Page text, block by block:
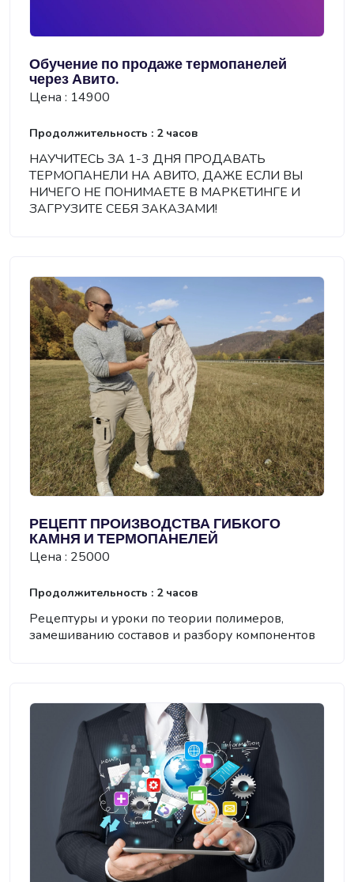
Обучение по продаже термопанелей
через Авито.
Цена : 14900
Продолжительность : 2 часов
НАУЧИТЕСЬ ЗА 1-3 ДНЯ ПРОДАВАТЬ
ТЕРМОПАНЕЛИ НА АВИТО, ДАЖЕ ЕСЛИ ВЫ
НИЧЕГО НЕ ПОНИМАЕТЕ В МАРКЕТИНГЕ И
ЗАГРУЗИТЕ СЕБЯ ЗАКАЗАМИ!
РЕЦЕПТ ПРОИЗВОДСТВА ГИБКОГО
КАМНЯ И ТЕРМОПАНЕЛЕЙ
Цена : 25000
Продолжительность : 2 часов
Рецептуры и уроки по теории полимеров,
замешиванию составов и разбору компонентов